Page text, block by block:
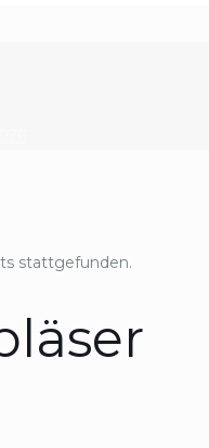
stattgefunden.